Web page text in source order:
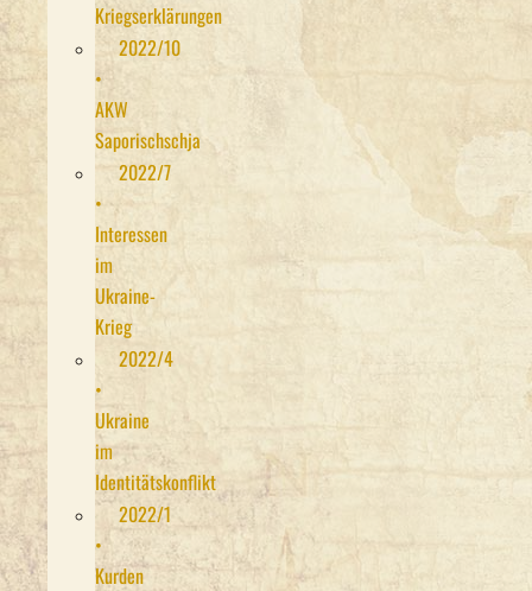
Kriegserklärungen
2022/10
•
AKW
Saporischschja
2022/7
•
Interessen
im
Ukraine-
Krieg
2022/4
•
Ukraine
im
Identitätskonflikt
2022/1
•
Kurden